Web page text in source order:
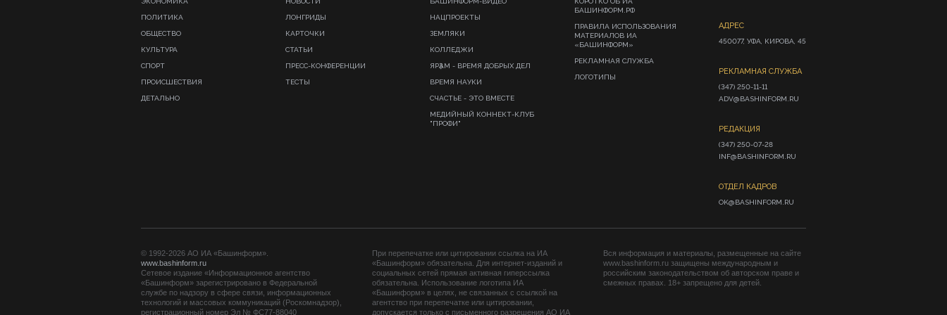
ПОЛИТИКА
ОБЩЕСТВО
КУЛЬТУРА
СПОРТ
ПРОИСШЕСТВИЯ
ДЕТАЛЬНО
ЛОНГРИДЫ
КАРТОЧКИ
СТАТЬИ
ПРЕСС-КОНФЕРЕНЦИИ
ТЕСТЫ
НАЦПРОЕКТЫ
ЗЕМЛЯКИ
КОЛЛЕДЖИ
ЯРҘАМ - ВРЕМЯ ДОБРЫХ ДЕЛ
ВРЕМЯ НАУКИ
СЧАСТЬЕ - ЭТО ВМЕСТЕ
МЕДИЙНЫЙ КОННЕКТ-КЛУБ
"ПРОФИ"
БАШИНФОРМ.РФ
ПРАВИЛА ИСПОЛЬЗОВАНИЯ
МАТЕРИАЛОВ ИА
«БАШИНФОРМ»
РЕКЛАМНАЯ СЛУЖБА
ЛОГОТИПЫ
АДРЕС
450077, УФА, КИРОВА, 45
РЕКЛАМНАЯ СЛУЖБА
(347) 250-11-11
ADV@BASHINFORM.RU
РЕДАКЦИЯ
(347) 250-07-28
INF@BASHINFORM.RU
ОТДЕЛ КАДРОВ
OK@BASHINFORM.RU
© 1992-2026 АО ИА «Башинформ».
www.bashinform.ru
Сетевое издание «Информационное агентство
«Башинформ» зарегистрировано в Федеральной
службе по надзору в сфере связи, информационных
технологий и массовых коммуникаций (Роскомнадзор),
регистрационный номер Эл № ФС77-88040
При перепечатке или цитировании ссылка на ИА
«Башинформ» обязательна. Для интернет-изданий и
социальных сетей прямая активная гиперссылка
обязательна. Использование логотипа ИА
«Башинформ» в целях, не связанных с ссылкой на
агентство при перепечатке или цитировании,
допускается только с письменного разрешения АО ИА
Вся информация и материалы, размещенные на сайте
www.bashinform.ru защищены международным и
российским законодательством об авторском праве и
смежных правах. 18+ запрещено для детей.